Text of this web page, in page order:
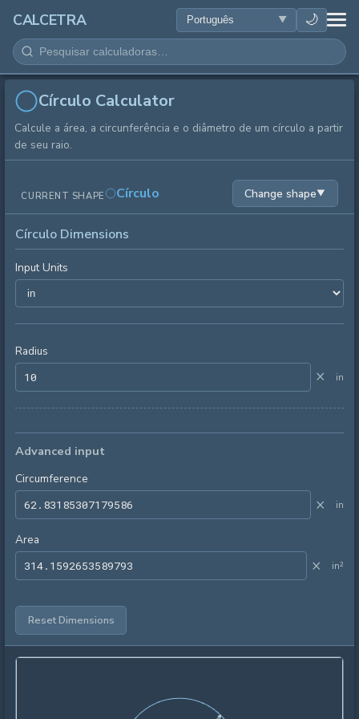
CALCETRA 🌙
MATEMÁTICA
CONVERSÕES
CIÊNCIA
COTIDIANO
OUTRAS FERRAMENTAS
Círculo Calculator
Calcule a área, a circunferência e o diâmetro de um círculo a partir
de seu raio.
CURRENT SHAPE Círculo Change shape▼
Círculo Dimensions
Input Units
Radius
× in
Advanced input
Circumference
× in
Area
× in²
Reset Dimensions